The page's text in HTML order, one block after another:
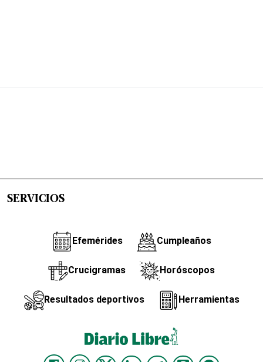
SERVICIOS
Efemérides Cumpleaños
Crucigramas Horóscopos
Resultados deportivos Herramientas